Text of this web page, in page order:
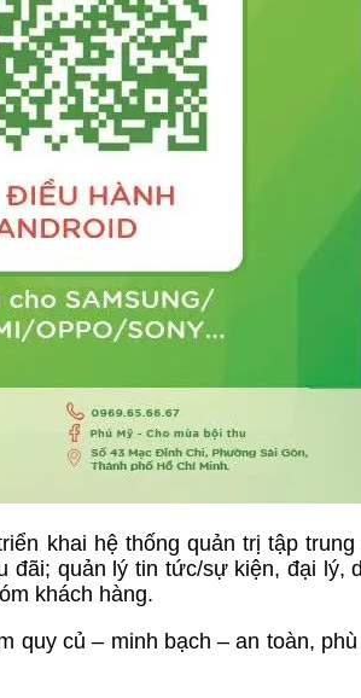
khai hệ thống quản trị tập
đãi; quản lý tin tức/sự kiện, đại lý,
khách hàng.
quy củ – minh bạch – an toàn,